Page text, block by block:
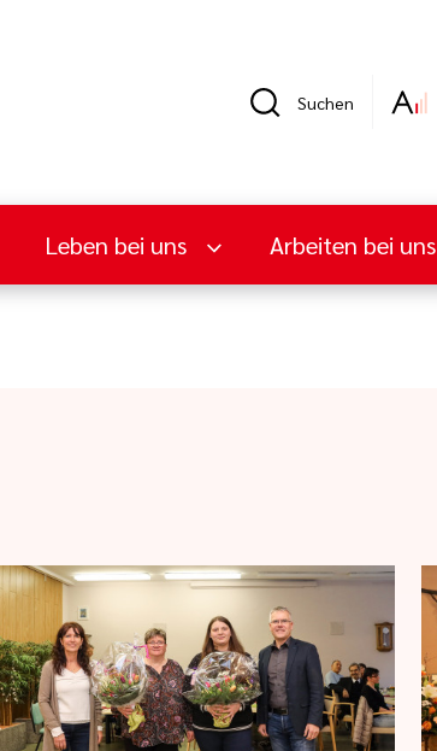
Suchen
Leben bei uns Arbeiten bei uns